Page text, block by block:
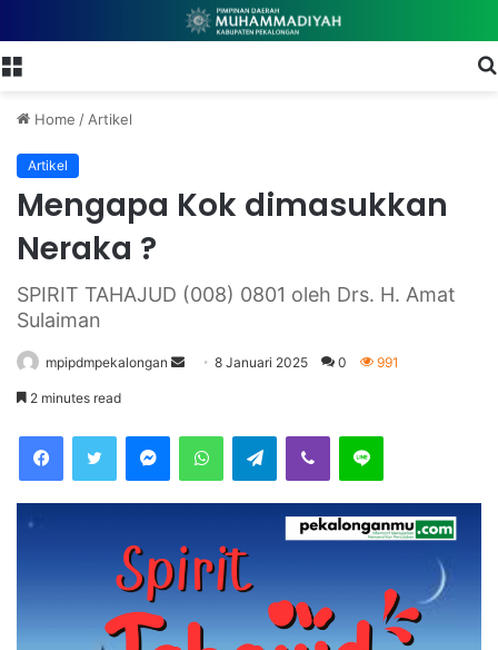
Home /Artikel
Artikel
Mengapa Kok dimasukkan
Neraka ?
SPIRIT TAHAJUD (008) 0801 oleh Drs. H. Amat
Sulaiman
mpipdmpekalongan
m
a
8 Januari 2025 0 991
2 minutes read
Telegram